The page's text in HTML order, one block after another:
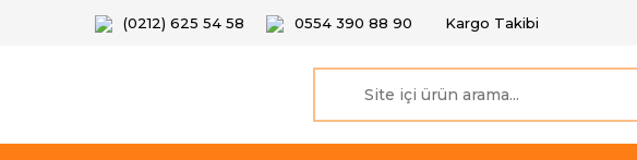
(0212) 625 54 58 0554 390 88 90 Kargo Takibi